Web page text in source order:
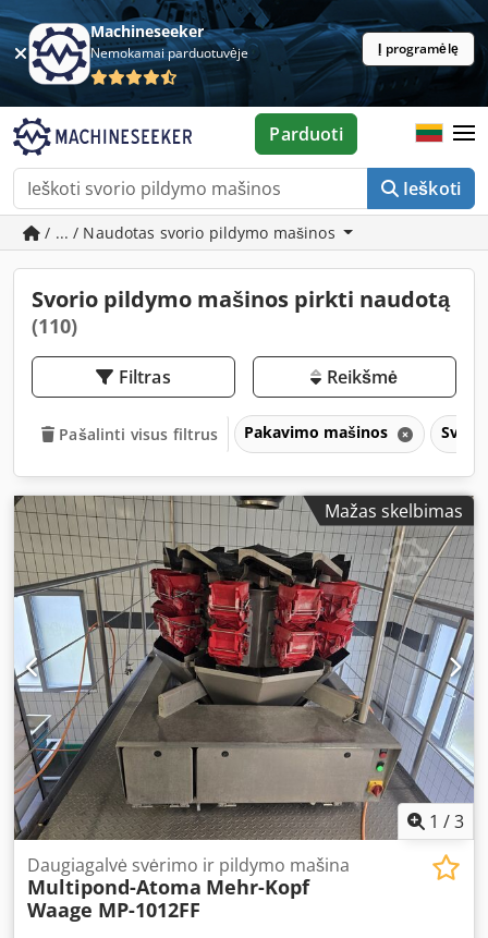
Machineseeker
Nemokamai parduotuvėje Į programėlę
Ieškoti
Parduoti
/ ... / Naudotas svorio pildymo mašinos
Svorio pildymo mašinos pirkti naudotą
(110)
Filtras Reikšmė
Pašalinti visus filtrus Pakavimo mašinos
Mažas skelbimas
1 /3
Daugiagalvė svėrimo ir pildymo mašina
Multipond-Atoma Mehr-Kopf
Waage MP-1012FF